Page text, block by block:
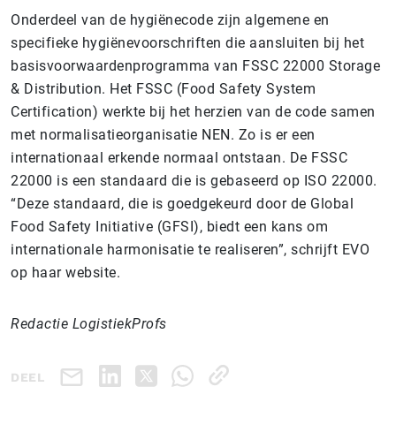
Onderdeel van de hygiënecode zijn algemene en
specifieke hygiënevoorschriften die aansluiten bij het
basisvoorwaardenprogramma van FSSC 22000 Storage
& Distribution. Het FSSC (Food Safety System
Certification) werkte bij het herzien van de code samen
met normalisatieorganisatie NEN. Zo is er een
internationaal erkende normaal ontstaan. De FSSC
22000 is een standaard die is gebaseerd op ISO 22000.
“Deze standaard, die is goedgekeurd door de Global
Food Safety Initiative (GFSI), biedt een kans om
internationale harmonisatie te realiseren”, schrijft EVO
op haar website.
Redactie LogistiekProfs
DEEL